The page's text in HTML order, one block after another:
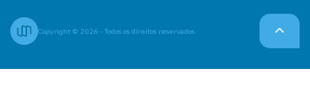
Copyright © 2026 - Todos os direitos reservados.